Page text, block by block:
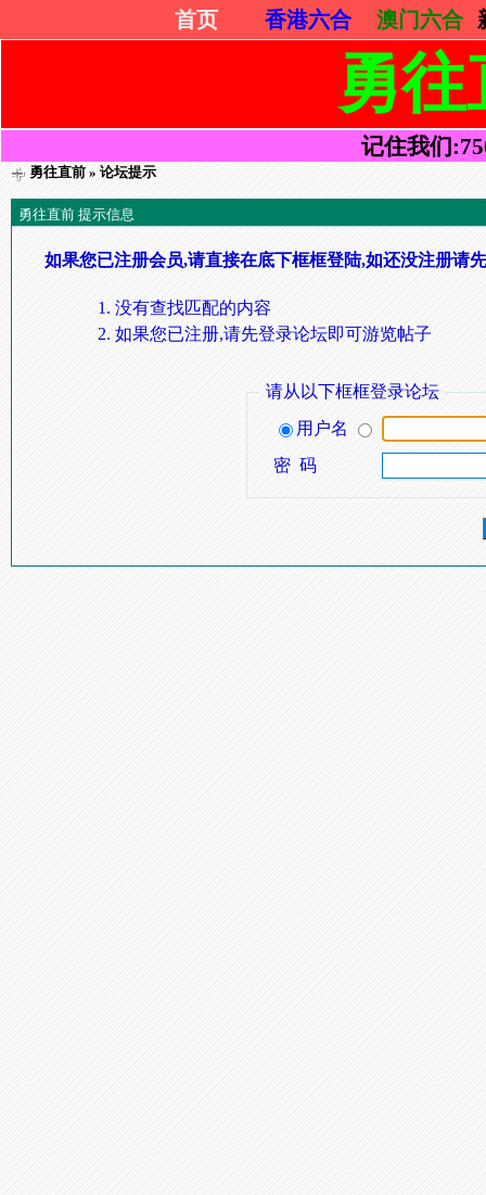
首页 香港六合 澳门六合
勇
记住我们
勇往直前» 论坛提示
勇往直前 提示信息
如果您已注册会员,请直接在底下框框登陆,如还没注册请
没有查找匹配的内容
如果您已注册,请先登录论坛即可游览帖子
请从以下框框登录论坛
用户名
密 码